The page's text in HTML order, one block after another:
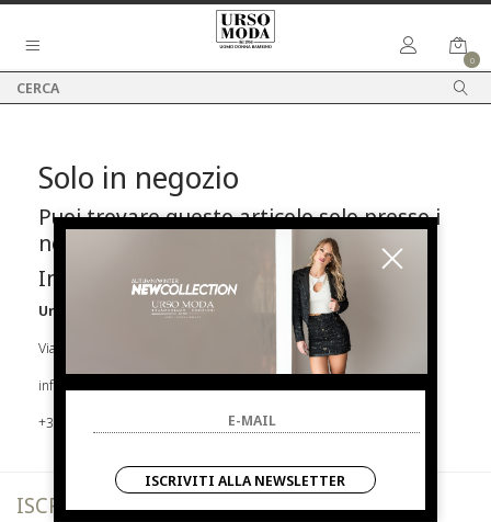
0
Solo in negozio
Puoi trovare questo articolo solo presso i
nostri punti vendita:
Info contatti
Urso Moda
Via Parlapiano N.39 92016 Ribera
info@ursomoda.com
+39 092567939
ISCRIVITI ALLA NEWSLETTER
ISCRIVITI ALLA NEWSLETTER